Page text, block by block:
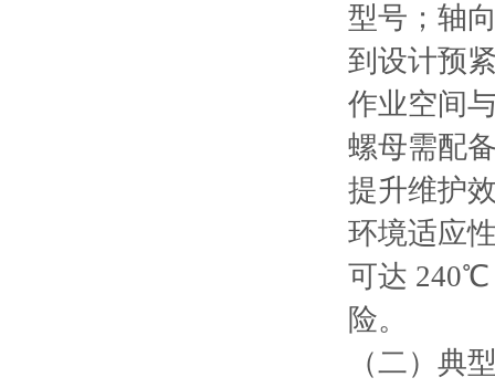
型号；轴
到设计预
作业空间
螺母需配
提升维护
环境适应
可达 240℃
险。
（二）典